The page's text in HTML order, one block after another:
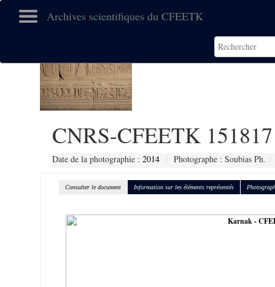
Archives scientifiques du CFEETK
CNRS-CFEETK 151817
Date de la photographie : 2014 Photographe : Soubias Ph.
Consulter le document Information sur les éléments représentés